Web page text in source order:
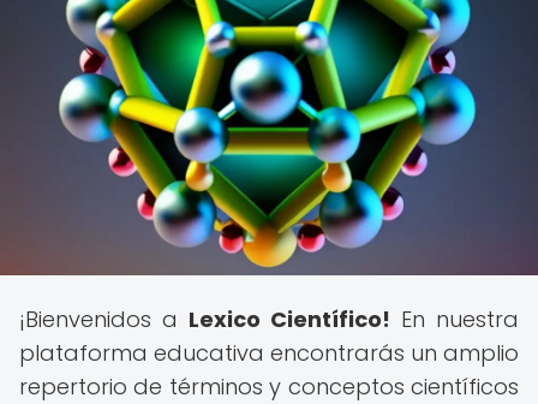
¡Bienvenidos a Lexico Científico! En nuestra
plataforma educativa encontrarás un amplio
repertorio de términos y conceptos científicos